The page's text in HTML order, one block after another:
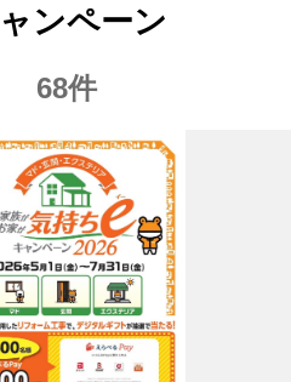
ンペーン
68件